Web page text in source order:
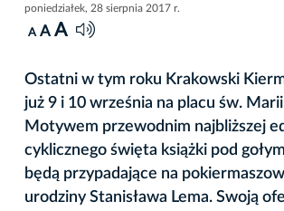
poniedziałek, 28 sierpnia 2017 r.
A A A
Ostatni w tym roku Krakowski
już 9 i 10 września na placu św.
Motywem przewodnim najbliższej
cyklicznego święta książki pod
będą przypadające na
urodziny Stanisława Lema. Swoją